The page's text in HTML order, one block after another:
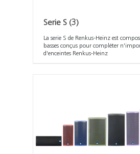
Serie S (3)
La serie S de Renkus-Heinz est
basses conçus pour compléter
d'enceintes Renkus-Heinz